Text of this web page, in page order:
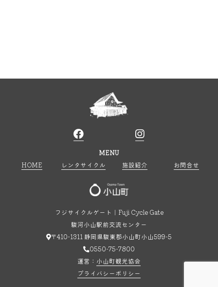
MENU
HOME
レンタサイクル 施設紹介 お問合せ
フジサイクルゲート｜Fuji Cycle Gate
駿河小山駅前交流センター
〒410-1311 静岡県駿東郡小山町小山599-5
0550-75-7800
運営： 小山町観光協会
プライバシーポリシー